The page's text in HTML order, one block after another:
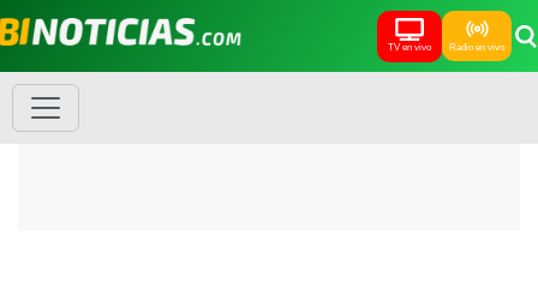
TV en vivo Radio en vivo